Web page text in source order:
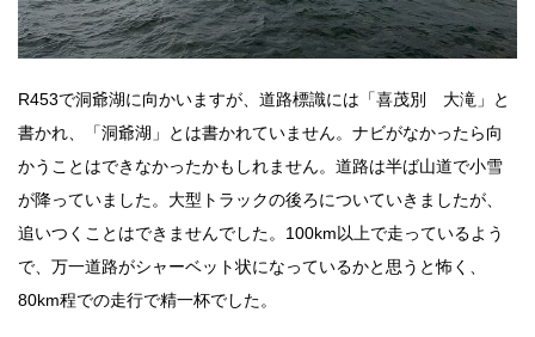
R453で洞爺湖に向かいますが、道路標識には「喜茂別 大滝」と
書かれ、「洞爺湖」とは書かれていません。ナビがなかったら向
かうことはできなかったかもしれません。道路は半ば山道で小雪
が降っていました。大型トラックの後ろについていきましたが、
追いつくことはできませんでした。100km以上で走っているよう
で、万一道路がシャーベット状になっているかと思うと怖く、
80km程での走行で精一杯でした。